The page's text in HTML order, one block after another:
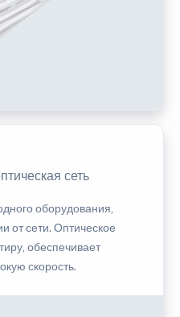
сеть
оборудования,
от сети. Оптическое
обеспечивает
скорость.